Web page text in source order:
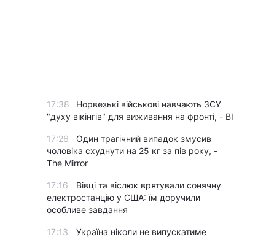
17:38
Норвезькі військові навчають ЗСУ
"духу вікінгів" для виживання на фронті, - BI
17:26
Один трагічний випадок змусив
чоловіка схуднути на 25 кг за пів року, -
The Mirror
17:16
Вівці та віслюк врятували сонячну
електростанцію у США: їм доручили
особливе завдання
17:13
Україна ніколи не випускатиме